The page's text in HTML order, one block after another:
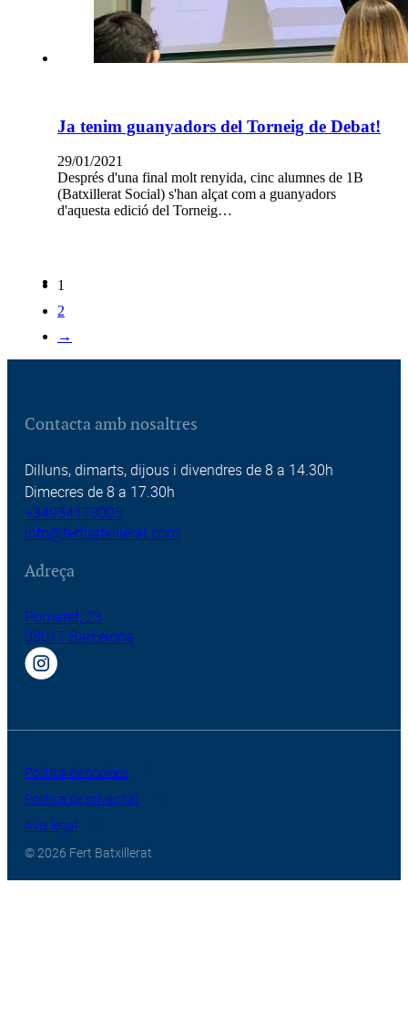
Ja tenim guanyadors del Torneig de Debat!
29/01/2021
Després d'una final molt renyida, cinc alumnes de 1B
(Batxillerat Social) s'han alçat com a guanyadors
d'aquesta edició del Torneig…
1
2
→
Contacta amb nosaltres
Dilluns, dimarts, dijous i divendres de 8 a 14.30h
Dimecres de 8 a 17.30h
+34934173005
info@fertbatxillerat.com
Adreça
Pomaret, 23
08017 Barcelona
Política de cookies
Politíca de privacitat
Avís legal
© 2026 Fert Batxillerat